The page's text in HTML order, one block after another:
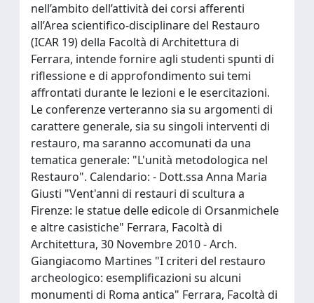
nell’ambito dell’attività dei corsi afferenti
all’Area scientifico-disciplinare del Restauro
(ICAR 19) della Facoltà di Architettura di
Ferrara, intende fornire agli studenti spunti di
riflessione e di approfondimento sui temi
affrontati durante le lezioni e le esercitazioni.
Le conferenze verteranno sia su argomenti di
carattere generale, sia su singoli interventi di
restauro, ma saranno accomunati da una
tematica generale: "L'unità metodologica nel
Restauro". Calendario: - Dott.ssa Anna Maria
Giusti "Vent'anni di restauri di scultura a
Firenze: le statue delle edicole di Orsanmichele
e altre casistiche" Ferrara, Facoltà di
Architettura, 30 Novembre 2010 - Arch.
Giangiacomo Martines "I criteri del restauro
archeologico: esemplificazioni su alcuni
monumenti di Roma antica" Ferrara, Facoltà di